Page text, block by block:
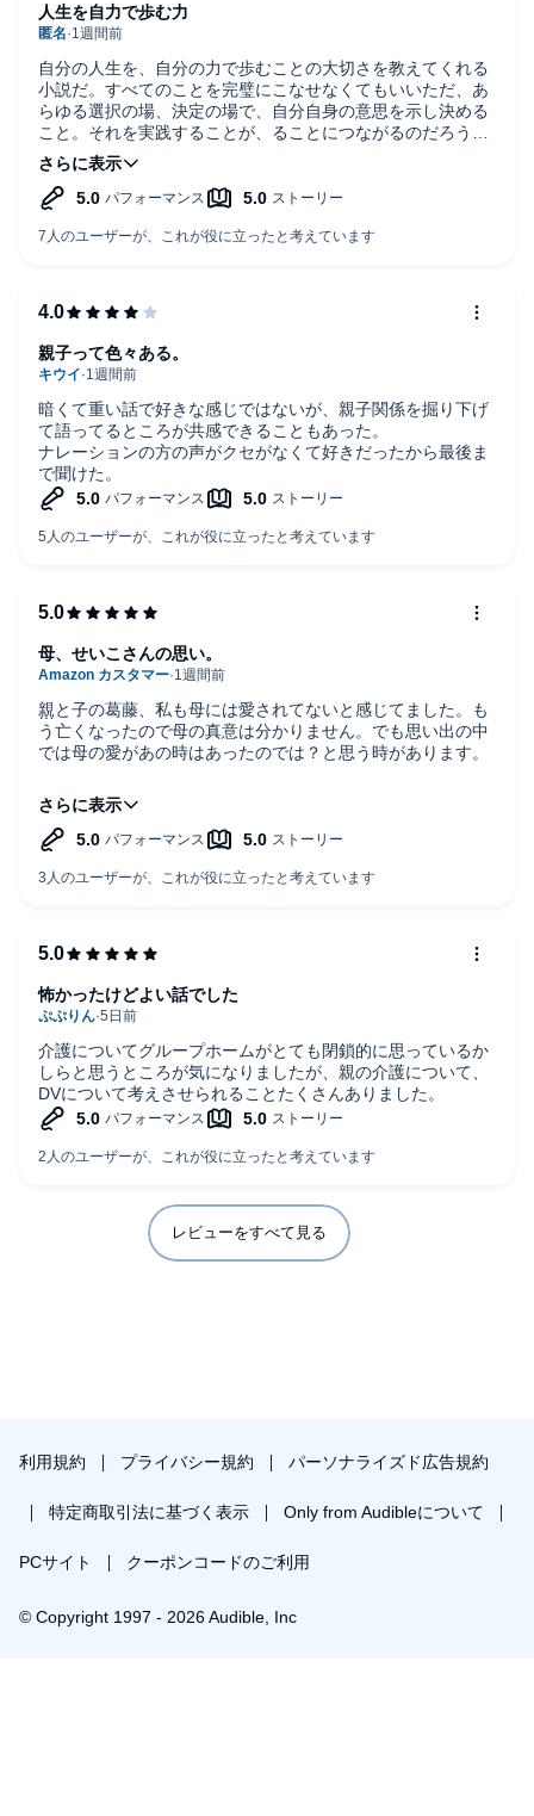
自分の人生を、自分の力で歩むことの大切さを教えてくれる
小説だ。すべてのことを完璧にこなせなくてもいいただ、あ
らゆる選択の場、決定の場で、自分自身の意思を示し決める
こと。それを実践することが、ることにつながるのだろう。
この著書の作品を、もっともっと数多く聞きたい。
人生を自力で歩む力
暗くて重い話で好きな感じではないが、親子関係を掘り下げ
て語ってるところが共感できることもあった。
ナレーションの方の声がクセがなくて好きだったから最後ま
で聞けた。
親子って色々ある。
親と子の葛藤、私も母には愛されてないと感じてました。も
う亡くなったので母の真意は分かりません。でも思い出の中
では母の愛があの時はあったのでは？と思う時があります。
そんな事を思い出して一気にこの物語に惹きつけられまし
た。
母、せいこさんの思い。
介護についてグループホームがとても閉鎖的に思っているか
しらと思うところが気になりましたが、親の介護について、
DVについて考えさせられることたくさんありました。
怖かったけどよい話でした
レビューをすべて見る
利用規約 プライバシー規約 パーソナライズド広告規約
特定商取引法に基づく表示 Only from Audibleについて
PCサイト クーポンコードのご利用
© Copyright 1997 - 2026 Audible, Inc